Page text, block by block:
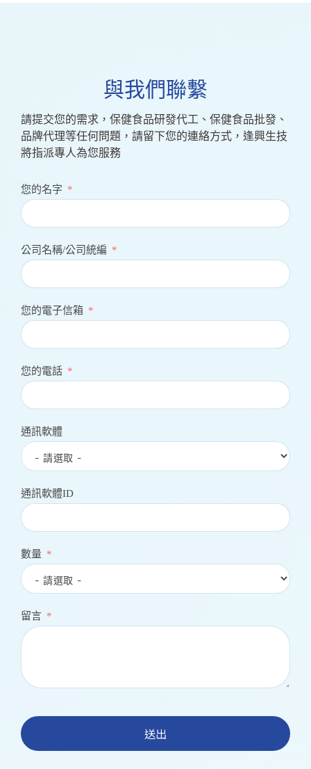
與我們聯繫
請提交您的需求，保健食品研發代工、保健食品批發、
品牌代理等任何問題，請留下您的連絡方式，逢興生技
將指派專人為您服務
您的名字
公司名稱/公司統編
您的電子信箱
您的電話
通訊軟體
通訊軟體ID
數量
留言
送出